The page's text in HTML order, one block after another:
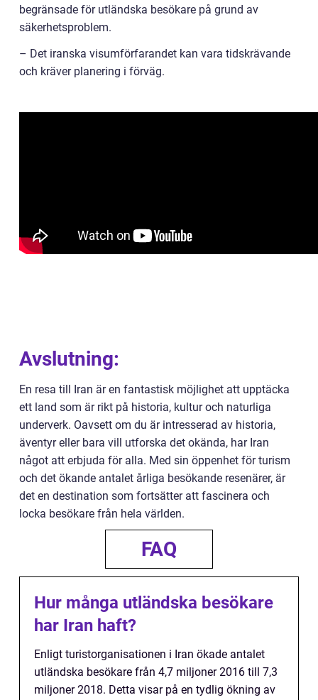
begränsade för utländska besökare på grund av
säkerhetsproblem.
– Det iranska visumförfarandet kan vara tidskrävande
och kräver planering i förväg.
Avslutning:
En resa till Iran är en fantastisk möjlighet att upptäcka
ett land som är rikt på historia, kultur och naturliga
underverk. Oavsett om du är intresserad av historia,
äventyr eller bara vill utforska det okända, har Iran
något att erbjuda för alla. Med sin öppenhet för turism
och det ökande antalet årliga besökande resenärer, är
det en destination som fortsätter att fascinera och
locka besökare från hela världen.
FAQ
Hur många utländska besökare
har Iran haft?
Enligt turistorganisationen i Iran ökade antalet
utländska besökare från 4,7 miljoner 2016 till 7,3
miljoner 2018. Detta visar på en tydlig ökning av